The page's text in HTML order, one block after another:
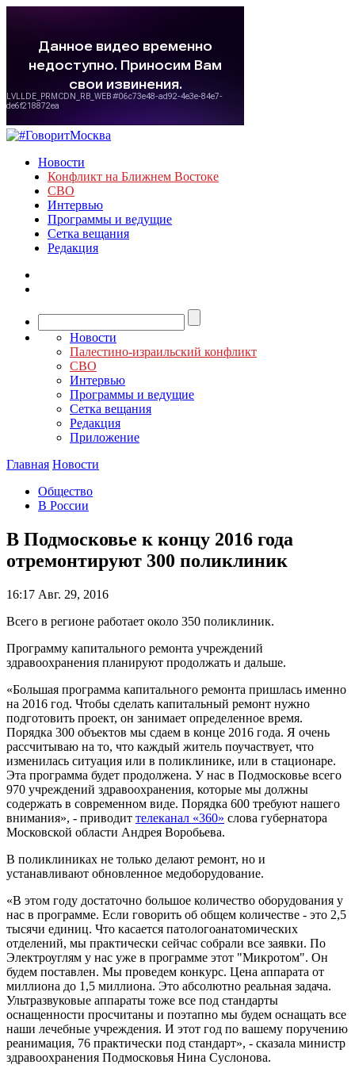
Новости
Конфликт на Ближнем Востоке
СВО
Интервью
Программы и ведущие
Сетка вещания
Редакция
Новости
Палестино-израильский конфликт
СВО
Интервью
Программы и ведущие
Сетка вещания
Редакция
Приложение
Главная Новости
Общество
В России
В Подмосковье к концу 2016 года
отремонтируют 300 поликлиник
16:17 Авг. 29, 2016
Всего в регионе работает около 350 поликлиник.
Программу капитального ремонта учреждений
здравоохранения планируют продолжать и дальше.
«Большая программа капитального ремонта пришлась именно
на 2016 год. Чтобы сделать капитальный ремонт нужно
подготовить проект, он занимает определенное время.
Порядка 300 объектов мы сдаем в конце 2016 года. Я очень
рассчитываю на то, что каждый житель поучаствует, что
изменилась ситуация или в поликлинике, или в стационаре.
Эта программа будет продолжена. У нас в Подмосковье всего
970 учреждений здравоохранения, которые мы должны
содержать в современном виде. Порядка 600 требуют нашего
внимания», - приводит телеканал «360» слова губернатора
Московской области Андрея Воробьева.
В поликлиниках не только делают ремонт, но и
устанавливают обновленное медоборудование.
«В этом году достаточно большое количество оборудования у
нас в программе. Если говорить об общем количестве - это 2,5
тысячи единиц. Что касается патологоанатомических
отделений, мы практически сейчас собрали все заявки. По
Электроуглям у нас уже в программе этот "Микротом". Он
будем поставлен. Мы проведем конкурс. Цена аппарата от
миллиона до 1,5 миллиона. Это абсолютно реальная задача.
Ультразвуковые аппараты тоже все под стандарты
оснащенности просчитаны и поэтапно мы будем оснащать все
наши лечебные учреждения. И этот год по вашему поручению
реанимация, 76 практически под стандарт», - сказала министр
здравоохранения Подмосковья Нина Суслонова.